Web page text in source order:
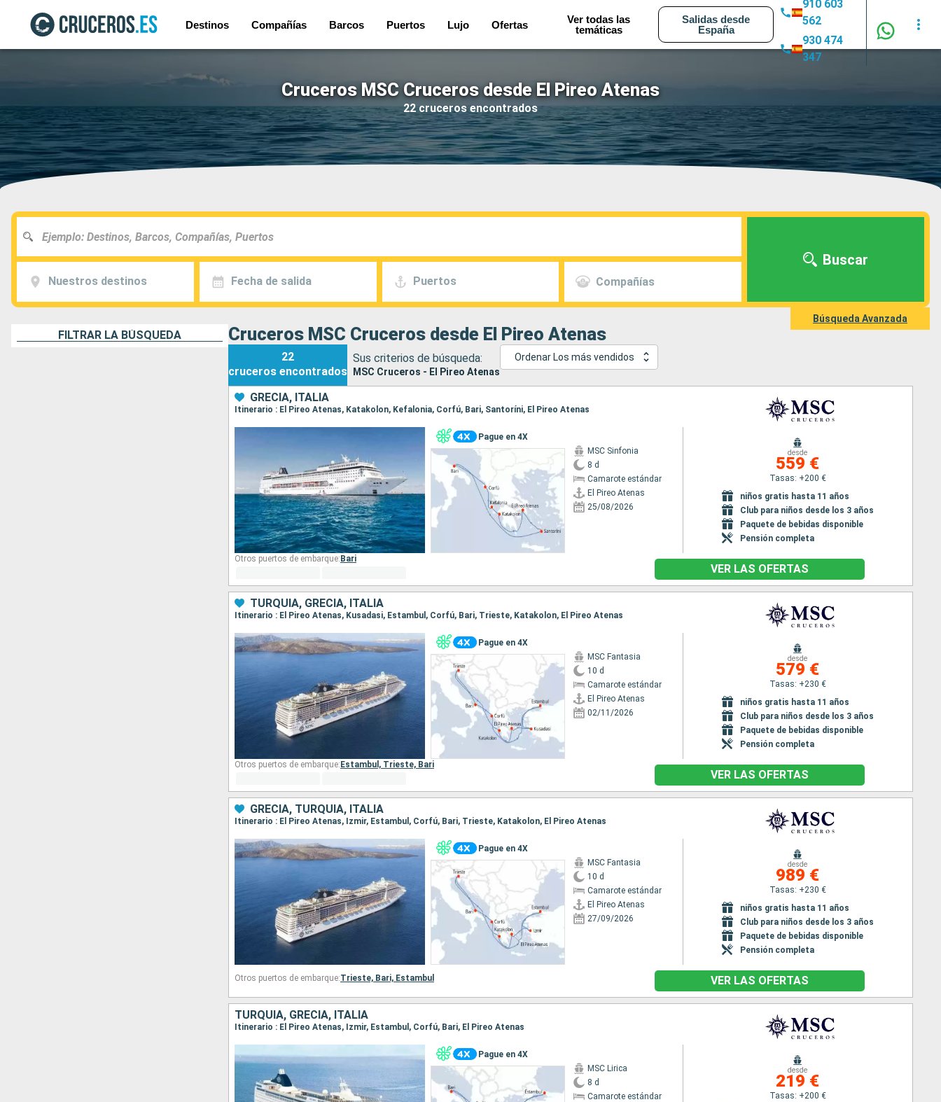
Destinos Compañías Barcos Puertos Lujo Ofertas
Ver todas las
temáticas
Salidas desde
España
910 603
562
930 474
347
Cruceros MSC Cruceros desde El Pireo Atenas
22 cruceros encontrados
Nuestros destinos Fecha de salida Puertos Compañías
Buscar
Búsqueda Avanzada
FILTRAR LA BÚSQUEDA Cruceros MSC Cruceros desde El Pireo Atenas
22
cruceros encontrados
Sus criterios de búsqueda:
MSC Cruceros - El Pireo Atenas
Ordenar Los más vendidos
GRECIA, ITALIA
Itinerario : El Pireo Atenas, Katakolon, Kefalonia, Corfú, Bari, Santoríni, El Pireo Atenas
Pague en 4X
MSC Sinfonia
8 d
Camarote estándar
El Pireo Atenas
25/08/2026
desde
559 €
Tasas: +200 €
niños gratis hasta 11 años
Club para niños desde los 3 años
Paquete de bebidas disponible
Pensión completa
Otros puertos de embarque: Bari
VER LAS OFERTAS
TURQUÍA, GRECIA, ITALIA
Itinerario : El Pireo Atenas, Kusadasi, Estambul, Corfú, Bari, Trieste, Katakolon, El Pireo Atenas
Pague en 4X
MSC Fantasia
10 d
Camarote estándar
El Pireo Atenas
02/11/2026
desde
579 €
Tasas: +230 €
niños gratis hasta 11 años
Club para niños desde los 3 años
Paquete de bebidas disponible
Pensión completa
Otros puertos de embarque: Estambul, Trieste, Bari
VER LAS OFERTAS
GRECIA, TURQUÍA, ITALIA
Itinerario : El Pireo Atenas, Izmir, Estambul, Corfú, Bari, Trieste, Katakolon, El Pireo Atenas
Pague en 4X
MSC Fantasia
10 d
Camarote estándar
El Pireo Atenas
27/09/2026
desde
989 €
Tasas: +230 €
niños gratis hasta 11 años
Club para niños desde los 3 años
Paquete de bebidas disponible
Pensión completa
Otros puertos de embarque:Trieste, Bari, Estambul VER LAS OFERTAS
TURQUÍA, GRECIA, ITALIA
Itinerario : El Pireo Atenas, Izmir, Estambul, Corfú, Bari, El Pireo Atenas
Pague en 4X
MSC Lirica
8 d
Camarote estándar
desde
219 €
Tasas: +200 €